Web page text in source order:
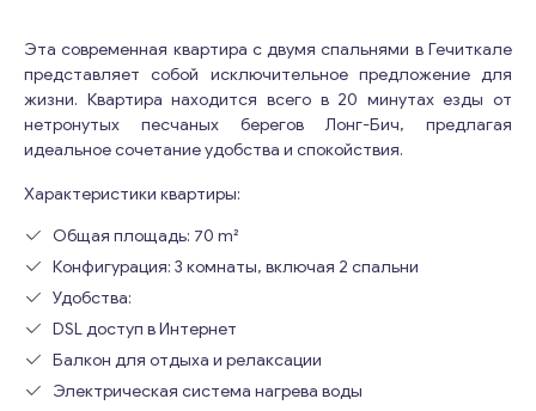
Эта современная квартира с двумя спальнями в Гечиткале
представляет собой исключительное предложение для
жизни. Квартира находится всего в 20 минутах езды от
нетронутых песчаных берегов Лонг-Бич, предлагая
идеальное сочетание удобства и спокойствия.
Характеристики квартиры:
Общая площадь: 70 m²
Конфигурация: 3 комнаты, включая 2 спальни
Удобства:
DSL доступ в Интернет
Балкон для отдыха и релаксации
Электрическая система нагрева воды